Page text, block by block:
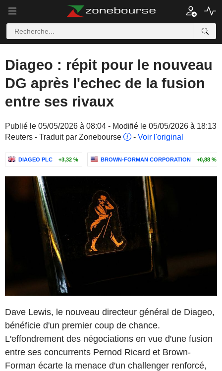
Diageo : répit pour le nouveau
DG après l'echec de la fusion
entre ses rivaux
Publié le 05/05/2026 à 08:04 - Modifié le 05/05/2026 à 18:13
Reuters - Traduit par Zonebourse
- Voir l'original
DIAGEO PLC +3,32 % BROWN-FORMAN CORPORATION +0,88 %
Dave Lewis, le nouveau directeur général de Diageo,
bénéficie d'un premier coup de chance.
L'effondrement des négociations en vue d'une fusion
entre ses concurrents Pernod Ricard et Brown-
Forman écarte la menace d'un challenger renforcé,